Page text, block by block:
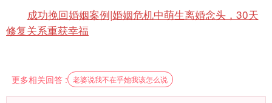
成功挽回婚姻案例|婚姻危机中萌生离婚念头，30天
修复关系重获幸福
更多相关回答 : 老婆说我不在乎她我该怎么说